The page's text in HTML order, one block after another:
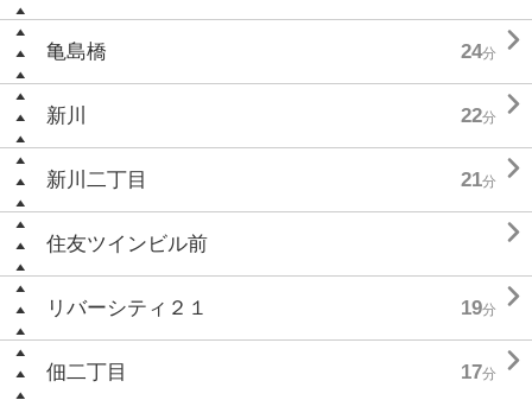
亀島橋 24分 
新川 22分 
新川二丁目 21分 
住友ツインビル前 
リバーシティ２１ 19分 
佃二丁目 17分 